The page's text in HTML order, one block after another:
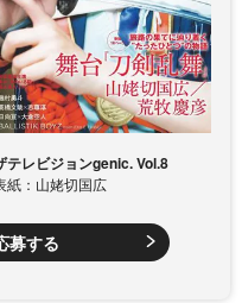
テレビジョンgenic. Vol.8
紙：山姥切国広
募する